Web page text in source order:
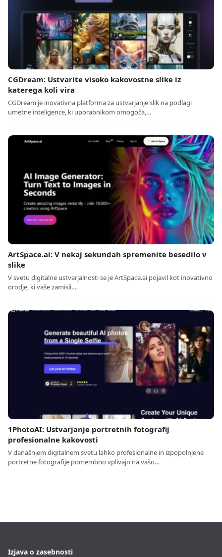
CGDream: Ustvarite visoko kakovostne slike iz
katerega koli vira
CGDream je inovativna platforma za ustvarjanje slik na podlagi
umetne inteligence, ki uporabnikom omogoča,…
ArtSpace.ai: V nekaj sekundah spremenite besedilo v
slike
V svetu digitalne ustvarjalnosti se je ArtSpace.ai pojavil kot inovativno
orodje, ki vaše zamisli…
1PhotoAI: Ustvarjanje portretnih fotografij
profesionalne kakovosti
V današnjem digitalnem svetu lahko profesionalne in izpopolnjene
portretne fotografije pomembno vplivajo na vašo…
Izjava o zasebnosti